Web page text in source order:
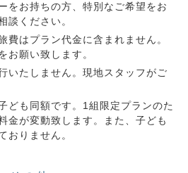
をお持ちの方、特別なご希望をお
談ください。
費はプラン代金に含まれません。
お願い致します。
いたしません。現地スタッフがご
ども同額です。1組限定プランのた
金が変動致します。また、子ども
おりません。